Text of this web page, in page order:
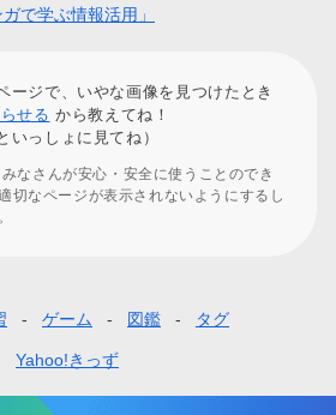
ガで学ぶ情報活用」
ージで、いやな画像を見つけたとき
せる から教えてね！
いっしょに見てね）
なさんが安心・安全に使うことのでき
切なページが表示されないようにするし
ゲーム 図鑑 タグ
Yahoo!きっず